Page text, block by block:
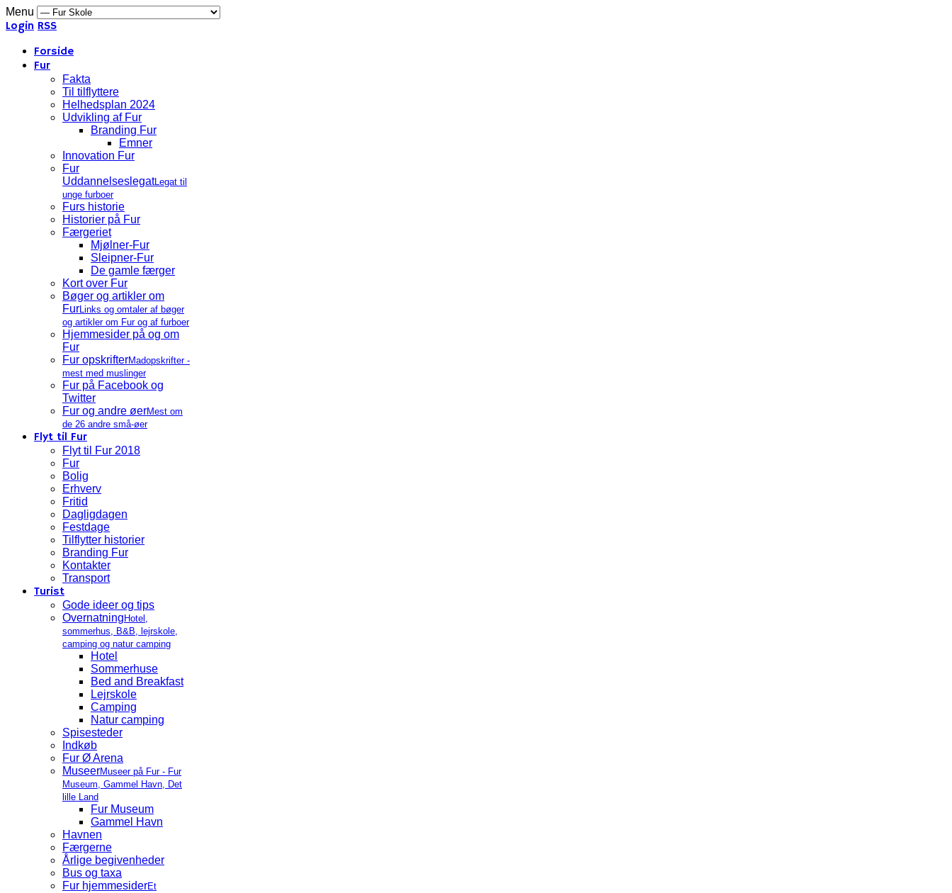
Menu
Login RSS
Forside
Fur
Fakta
Til tilflyttere
Helhedsplan 2024
Udvikling af Fur
Branding Fur
Emner
Innovation Fur
Fur
UddannelseslegatLegat til
unge furboer
Furs historie
Historier på Fur
Færgeriet
Mjølner-Fur
Sleipner-Fur
De gamle færger
Kort over Fur
Bøger og artikler om
FurLinks og omtaler af bøger
og artikler om Fur og af furboer
Hjemmesider på og om
Fur
Fur opskrifterMadopskrifter -
mest med muslinger
Fur på Facebook og
Twitter
Fur og andre øerMest om
de 26 andre små-øer
Flyt til Fur
Flyt til Fur 2018
Fur
Bolig
Erhverv
Fritid
Dagligdagen
Festdage
Tilflytter historier
Branding Fur
Kontakter
Transport
Turist
Gode ideer og tips
Overnatning Hotel,
sommerhus, B&B, lejrskole,
camping og natur camping
Hotel
Sommerhuse
Bed and Breakfast
Lejrskole
Camping
Natur camping
Spisesteder
Indkøb
Fur Ø Arena
MuseerMuseer på Fur - Fur
Museum, Gammel Havn, Det
lille Land
Fur Museum
Gammel Havn
Havnen
Færgerne
Årlige begivenheder
Bus og taxa
Fur hjemmesiderEt